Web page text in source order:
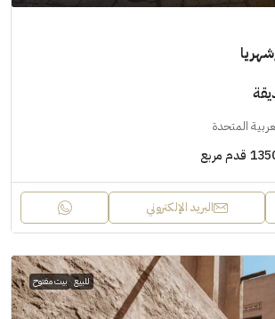
المتحدة
قدم مربع
البريد الإلكتروني
للبيع بيت مفتوح